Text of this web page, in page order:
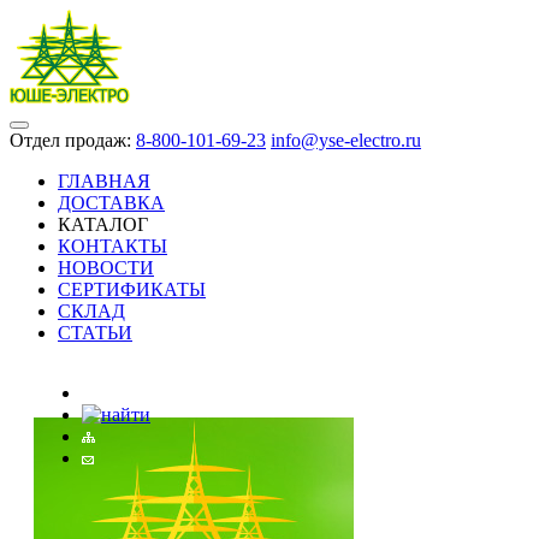
Отдел продаж: 8-800-101-69-23 info@yse-electro.ru
ГЛАВНАЯ
ДОСТАВКА
КАТАЛОГ
КОНТАКТЫ
НОВОСТИ
СЕРТИФИКАТЫ
СКЛАД
СТАТЬИ